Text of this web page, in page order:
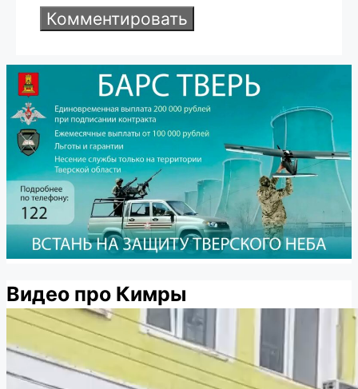
Видео про Кимры